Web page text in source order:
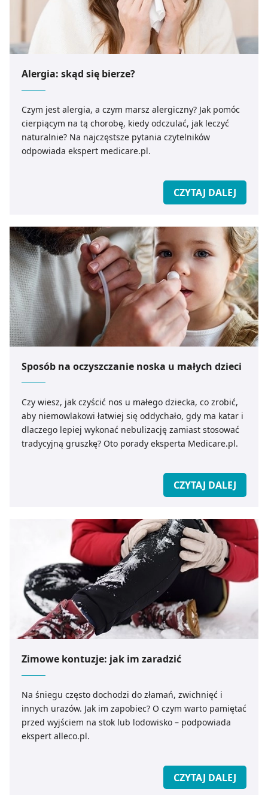
Alergia: skąd się bierze?
Czym jest alergia, a czym marsz alergiczny? Jak pomóc
cierpiącym na tą chorobę, kiedy odczulać, jak leczyć
naturalnie? Na najczęstsze pytania czytelników
odpowiada ekspert medicare.pl.
CZYTAJ DALEJ
Sposób na oczyszczanie noska u małych dzieci
Czy wiesz, jak czyścić nos u małego dziecka, co zrobić,
aby niemowlakowi łatwiej się oddychało, gdy ma katar i
dlaczego lepiej wykonać nebulizację zamiast stosować
tradycyjną gruszkę? Oto porady eksperta Medicare.pl.
CZYTAJ DALEJ
Zimowe kontuzje: jak im zaradzić
Na śniegu często dochodzi do złamań, zwichnięć i
innych urazów. Jak im zapobiec? O czym warto pamiętać
przed wyjściem na stok lub lodowisko – podpowiada
ekspert alleco.pl.
CZYTAJ DALEJ